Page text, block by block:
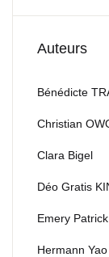
Auteurs
Bénédicte
Christian
Clara Bigel
Déo Gratis
Emery
Hermann